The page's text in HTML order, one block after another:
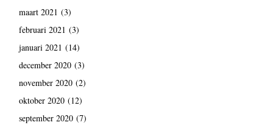
maart 2021 (3)
februari 2021 (3)
januari 2021 (14)
december 2020(3)
november 2020(2)
oktober 2020(12)
september 2020(7)